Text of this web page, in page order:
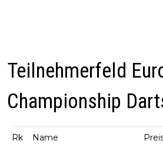
Teilnehmerfeld
Championship
Rk Name